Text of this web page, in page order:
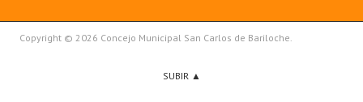
Copyright © 2026 Concejo Municipal San Carlos de Bariloche.
SUBIR ▲